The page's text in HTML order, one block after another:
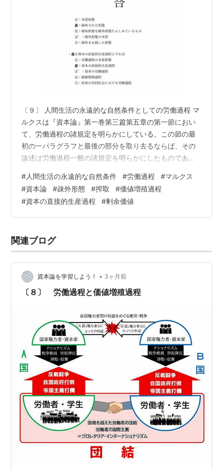
〔９〕 人間生活の永遠的な自然条件としての労働過程 マ
ルクスは『資本論』第一巻第三篇第五章の第一節におい
て、労働過程の諸規定を明らかにしている。この節の最
初の一パラグラフと最後の部分を取り去るならば、その
論述は労働過程一般の諸規定を明らかにしたものであ
定性を捨象してつかみとられるところの労働過程の本質
形態・つまり人間社会の本質形態における労働過程・の
諸規定がここで論じられているのである。 さらには、次
のようにいえる。 資本の直接的生産過程から歴史的＝階
社会の本質形態における社会的生産過程、すな…
#人間生活の永遠的な自然条件 #労働過程 #マルクス
#資本論 #疎外形態 #搾取 #価値増殖過程
#資本の直接的生産過程 #剰余価値
関連ブログ
資本論を学習しよう！ • 3ヶ月前
〔８〕 労働過程と価値増殖過程